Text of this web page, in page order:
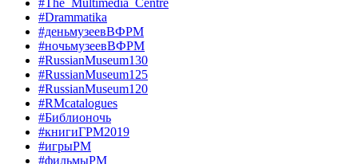
#Drammatika
#деньмузеевВФРМ
#ночьмузеевВФРМ
#RussianMuseum130
#RussianMuseum125
#RussianMuseum120
#RMcatalogues
#Библионочь
#книгиГРМ2019
#игрыРМ
#фильмыРМ